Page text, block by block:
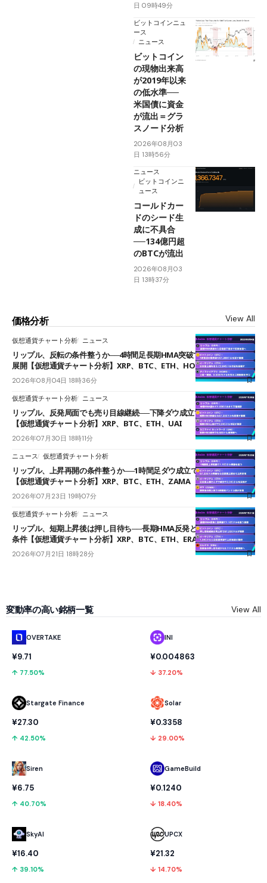
日 09時49分
ビットコインニュ
ース
ニュース
ビットコイン
の現物出来高
が2019年以来
の低水準──
米国債に資金
が流出＝グラ
スノード分析
2026年08月03
日 13時56分
ニュース
ビットコインニ
ュース
コールドカー
ドのシード生
成に不具合
──134億円超
のBTCが流出
2026年08月03
日 13時37分
価格分析 View All
仮想通貨チャート分析 ニュース
リップル、反転の条件整うか──4時間足長期HMA突破で雲下端を目指す
展開【仮想通貨チャート分析】XRP、BTC、ETH、HOME
2026年08月04日 18時36分
仮想通貨チャート分析 ニュース
リップル、反発局面でも売り目線継続──下降ダウ成立で下値追う展開
【仮想通貨チャート分析】XRP、BTC、ETH、UAI
2026年07月30日 18時11分
ニュース 仮想通貨チャート分析
リップル、上昇再開の条件整うか──1時間足ダウ成立で1.185ドルを狙う
【仮想通貨チャート分析】XRP、BTC、ETH、ZAMA
2026年07月23日 19時07分
仮想通貨チャート分析 ニュース
リップル、短期上昇後は押し目待ち──長期HMA反発と雲上抜けが買い
条件【仮想通貨チャート分析】XRP、BTC、ETH、ERA
2026年07月21日 18時28分
変動率の高い銘柄一覧 View All
OVERTAKE
¥9.71
↑ 77.50%
Stargate Finance
¥27.30
↑ 42.50%
Siren
¥6.75
↑ 40.70%
SkyAI
¥16.40
↑ 39.10%
INI
¥0.004863
↓ 37.20%
Solar
¥0.3358
↓ 29.00%
GameBuild
¥0.1240
↓ 18.40%
UPCX
¥21.32
↓ 14.70%